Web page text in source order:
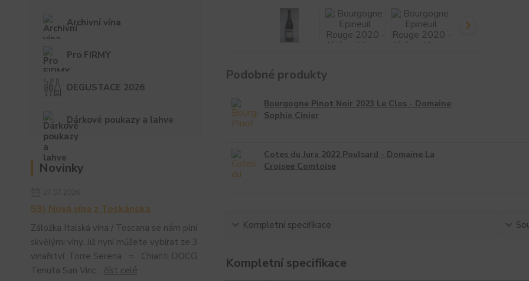
Archivní vína
Pro FIRMY
DEGUSTACE 2026
Dárkové poukazy a lahve
Novinky
59) Nová vína z Toskánska
Záložka Italská vína / Toscana se nám plní
skvělými víny. Již nyní můžete vybírat ze 3
vinařství: Torre Serena = Chianti DOCG
Tenuta San Vinc... číst celé
Podobné produkty
Bourgogne Pinot Noir 2023 Le Clos - Domaine
Sophie Cinier
Cotes du Jura 2022 Poulsard - Domaine La
Croisee Comtoise
Kompletní specifikace
Kompletní specifikace